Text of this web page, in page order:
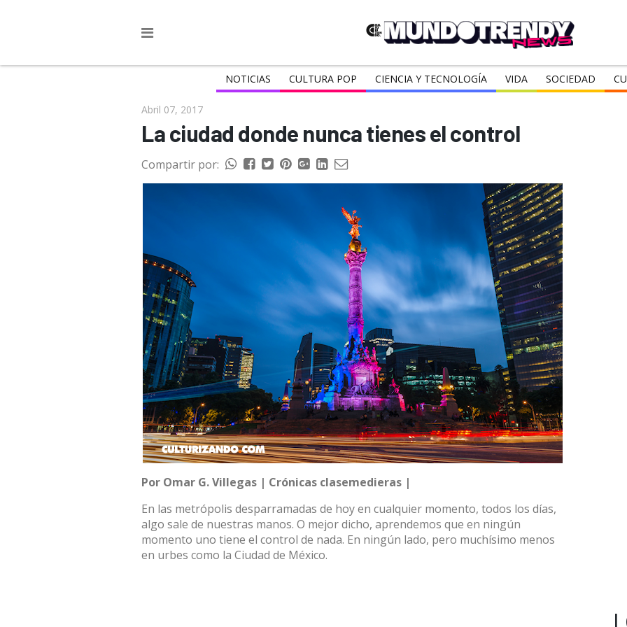
NOTICIAS CULTURA POP CIENCIA Y TECNOLOGÍA VIDA SOCIEDAD
Abril 07, 2017
La ciudad donde nunca tienes el control
Compartir por:
Por Omar G. Villegas | Crónicas clasemedieras |
En las metrópolis desparramadas de hoy en cualquier momento, todos los días,
algo sale de nuestras manos. O mejor dicho, aprendemos que en ningún
momento uno tiene el control de nada. En ningún lado, pero muchísimo menos
en urbes como la Ciudad de México.